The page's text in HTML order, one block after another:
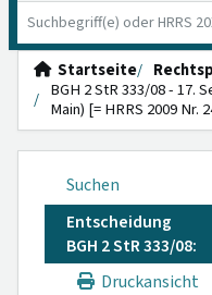
Startseite
BGH 2 StR 333/08 - 17.
Main) [= HRRS 2009 Nr.
Suchen
Entscheidung
BGH 2 StR 333/08:
Druckansicht